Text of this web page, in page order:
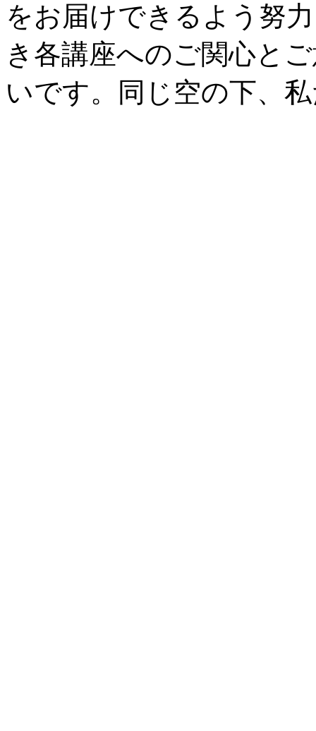
をお届けできるよう努
き各講座へのご関心と
いです。同じ空の下、